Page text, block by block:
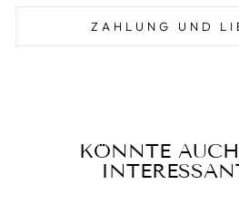
ZAHLUNG UND
KÖNNTE